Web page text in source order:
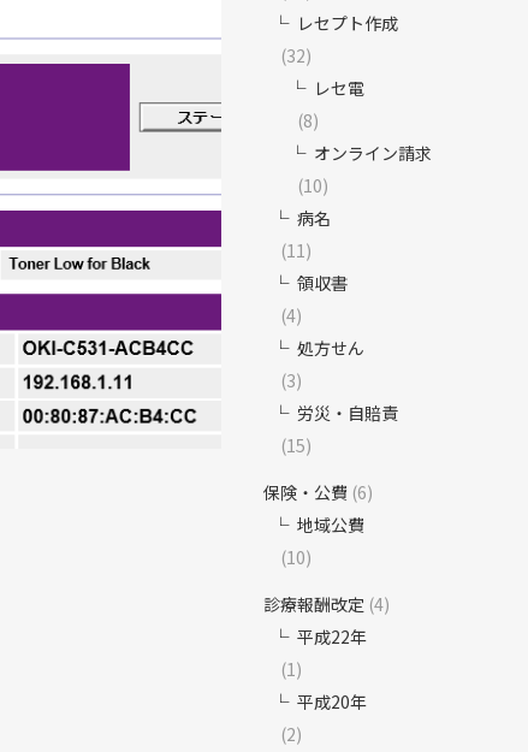
レセプト作成
(32)
レセ電
(8)
オンライン請求
(10)
病名
(11)
領収書
(4)
処方せん
(3)
労災・自賠責
(15)
保険・公費 (6)
地域公費
(10)
診療報酬改定 (4)
平成22年
(1)
平成20年
(2)